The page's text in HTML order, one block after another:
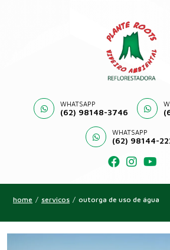
WHATSAPP
(62) 98148-3746
WHATSAPP
(62) 98144-
home / servicos / outorga de uso de água